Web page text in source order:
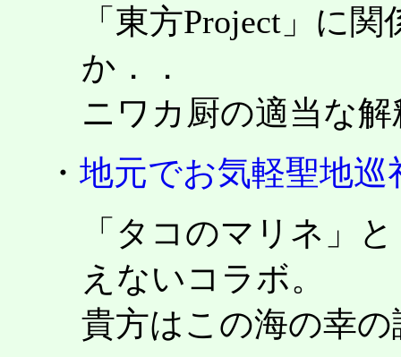
「東方Project」に
か．．
ニワカ厨の適当な
・ 地元でお気軽聖地
「タコのマリネ」
えないコラボ。
貴方はこの海の幸